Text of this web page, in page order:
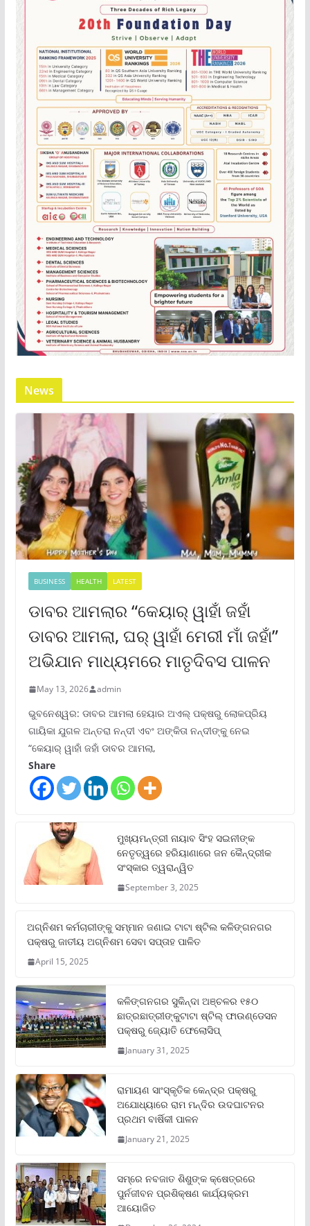
News
BUSINESS HEALTH LATEST
ଡାବର ଆମଲାର “କେୟାର୍ ୱାହାଁ ଜହାଁ
ଡାବର ଆମଲା, ଘର୍ ୱାହାଁ ମେରୀ ମାଁ ଜହାଁ”
ଅଭିଯାନ ମାଧ୍ୟମରେ ମାତୃଦିବସ ପାଳନ
May 13, 2026 admin
ଭୁବନେଶ୍ୱର: ଡାବର ଆମଲା ହେୟାର ଅଏଲ୍ ପକ୍ଷରୁ ଲୋକପ୍ରିୟ
ଗାୟିକା ଯୁଗଳ ଅନ୍ତରା ନନ୍ଦୀ ଏବଂ ଅଙ୍କିତା ନନ୍ଦୀଙ୍କୁ ନେଇ
“କେୟାର୍ ୱାହାଁ ଜହାଁ ଡାବର ଆମଲା,
Share
ମୁଖ୍ୟମନ୍ତ୍ରୀ ନାୟାବ ସିଂହ ସଇନୀଙ୍କ
ନେତୃତ୍ୱରେ ହରିୟାଣାରେ ଜନ କୈନ୍ଦ୍ରୀକ
ସଂସ୍କାର ତ୍ୱରାନ୍ୱିତ
September 3, 2025
ଅଗ୍ନିଶମ କର୍ମଚାରୀଙ୍କୁ ସମ୍ମାନ ଜଣାଇ ଟାଟା ଷ୍ଟିଲ କଳିଙ୍ଗନଗର
ପକ୍ଷରୁ ଜାତୀୟ ଅଗ୍ନିଶମ ସେବା ସପ୍ତାହ ପାଳିତ
April 15, 2025
କଳିଙ୍ଗନଗର ସୁକିନ୍ଦା ଅଞ୍ଚଳର ୧୫୦
ଛାତ୍ରଛାତ୍ରୀଙ୍କୁଟାଟା ଷ୍ଟିଲ୍ ଫାଉଣ୍ଡେସନ
ପକ୍ଷରୁ ଜ୍ୟୋତି ଫେଲୋସିପ୍‌
January 31, 2025
ରାମାୟଣ ସାଂସ୍କୃତିକ କେନ୍ଦ୍ର ପକ୍ଷରୁ
ଅଯୋଧ୍ୟାରେ ରାମ ମନ୍ଦିର ଉଦଘାଟନର
ପ୍ରଥମ ବାର୍ଷିକୀ ପାଳନ
January 21, 2025
ସମ୍‌ରେ ନବଜାତ ଶିଶୁଙ୍କ କ୍ଷେତ୍ରରେ
ପୁର୍ନଜୀବନ ପ୍ରଶିକ୍ଷଣ କାର୍ଯ୍ୟକ୍ରମ
ଆୟୋଜିତ